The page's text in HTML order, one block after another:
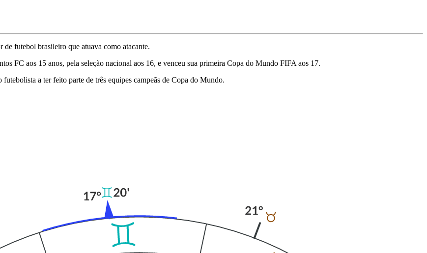
futebol brasileiro que atuava como atacante.
FC aos 15 anos, pela seleção nacional aos 16, e venceu sua primeira Copa do Mundo FIFA aos 17.
a ter feito parte de três equipes campeãs de Copa do Mundo.